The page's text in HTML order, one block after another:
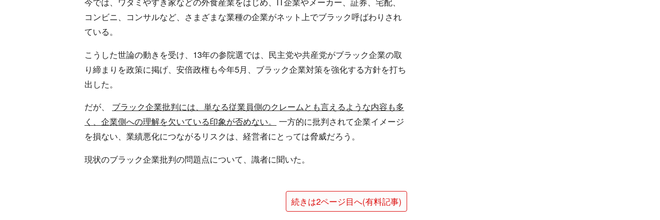
コンビニ、コンサルなど、さまざまな業種の企業がネット上でブラック呼ばわりされ
ている。
こうした世論の動きを受け、13年の参院選では、民主党や共産党がブラック企業の取
り締まりを政策に掲げ、安倍政権も今年5月、ブラック企業対策を強化する方針を打ち
出した。
だが、 ブラック企業批判には、単なる従業員側のクレームとも言えるような内容も多
く、企業側への理解を欠いている印象が否めない。
一方的に批判されて企業イメージ
を損ない、業績悪化につながるリスクは、経営者にとっては脅威だろう。
現状のブラック企業批判の問題点について、識者に聞いた。
続きは2ページ目へ(有料記事)